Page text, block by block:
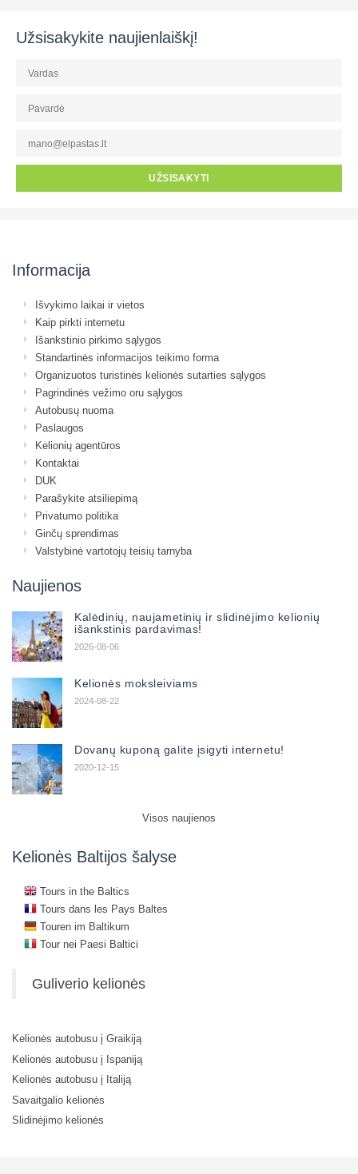
Užsisakykite naujienlaiškį!
UŽSISAKYTI
Informacija
Išvykimo laikai ir vietos
Kaip pirkti internetu
Išankstinio pirkimo sąlygos
Standartinės informacijos teikimo forma
Organizuotos turistinės kelionės sutarties sąlygos
Pagrindinės vežimo oru sąlygos
Autobusų nuoma
Paslaugos
Kelionių agentūros
Kontaktai
DUK
Parašykite atsiliepimą
Privatumo politika
Ginčų sprendimas
Valstybinė vartotojų teisių tarnyba
Naujienos
Kalėdinių, naujametinių ir slidinėjimo kelionių
išankstinis pardavimas!
2026-08-06
Kelionės moksleiviams
2024-08-22
Dovanų kuponą galite įsigyti internetu!
2020-12-15
Visos naujienos
Kelionės Baltijos šalyse
Tours in the Baltics
Tours dans les Pays Baltes
Touren im Baltikum
Tour nei Paesi Baltici
Guliverio kelionės
Kelionės autobusu į Graikiją
Kelionės autobusu į Ispaniją
Kelionės autobusu į Italiją
Savaitgalio kelionės
Slidinėjimo kelionės